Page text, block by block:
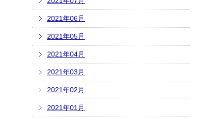
2021年06月
2021年05月
2021年04月
2021年03月
2021年02月
2021年01月